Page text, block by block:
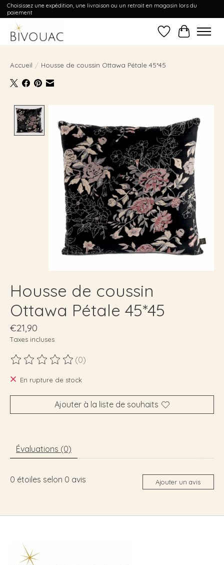
Choisissez une expédition, une livraison ou un retrait en magasin lors du
paiement
Liste dePanier
Accueil / Housse de coussin Ottawa Pétale 45*45
Housse de coussin
Ottawa Pétale 45*45
€21,90
Taxes incluses
Ce produit est évalué à
(0)
En rupture de stock
Ajouter à la liste de souhaits
Évaluations (0)
0 étoiles selon 0 avis Ajouter un avis